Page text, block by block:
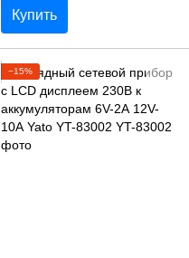
Купить
−15%